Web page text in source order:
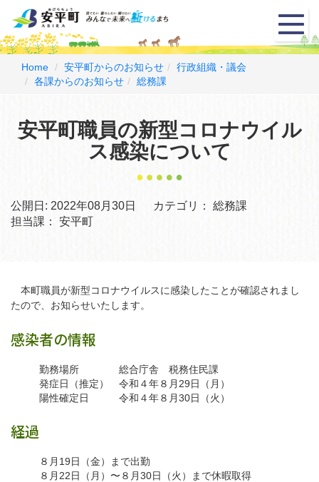
メ
ニ
ュ
Home 安平町からのお知らせ
行政組織・議会
各課からのお知らせ
総務課
安平町職員の新型コロナウイル
ス感染について
公開日: 2022年08月30日 カテゴリ：
総務課
担当課：
安平町
本町職員が新型コロナウイルスに感染したことが確認されまし
たので、お知らせいたします。
感染者の情報
勤務場所 総合庁舎 税務住民課
発症日（推定） 令和４年８月29日（月）
陽性確定日 令和４年８月30日（火）
経過
８月19日（金）まで出勤
８月22日（月）〜８月30日（火）まで休暇取得